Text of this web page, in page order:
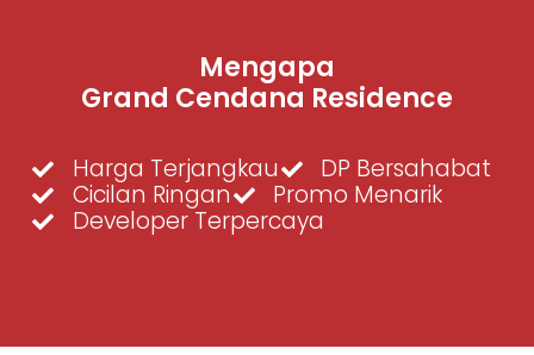
Mengapa
Grand Cendana Residence
Harga Terjangkau
DP Bersahabat
Cicilan Ringan
Promo Menarik
Developer Terpercaya